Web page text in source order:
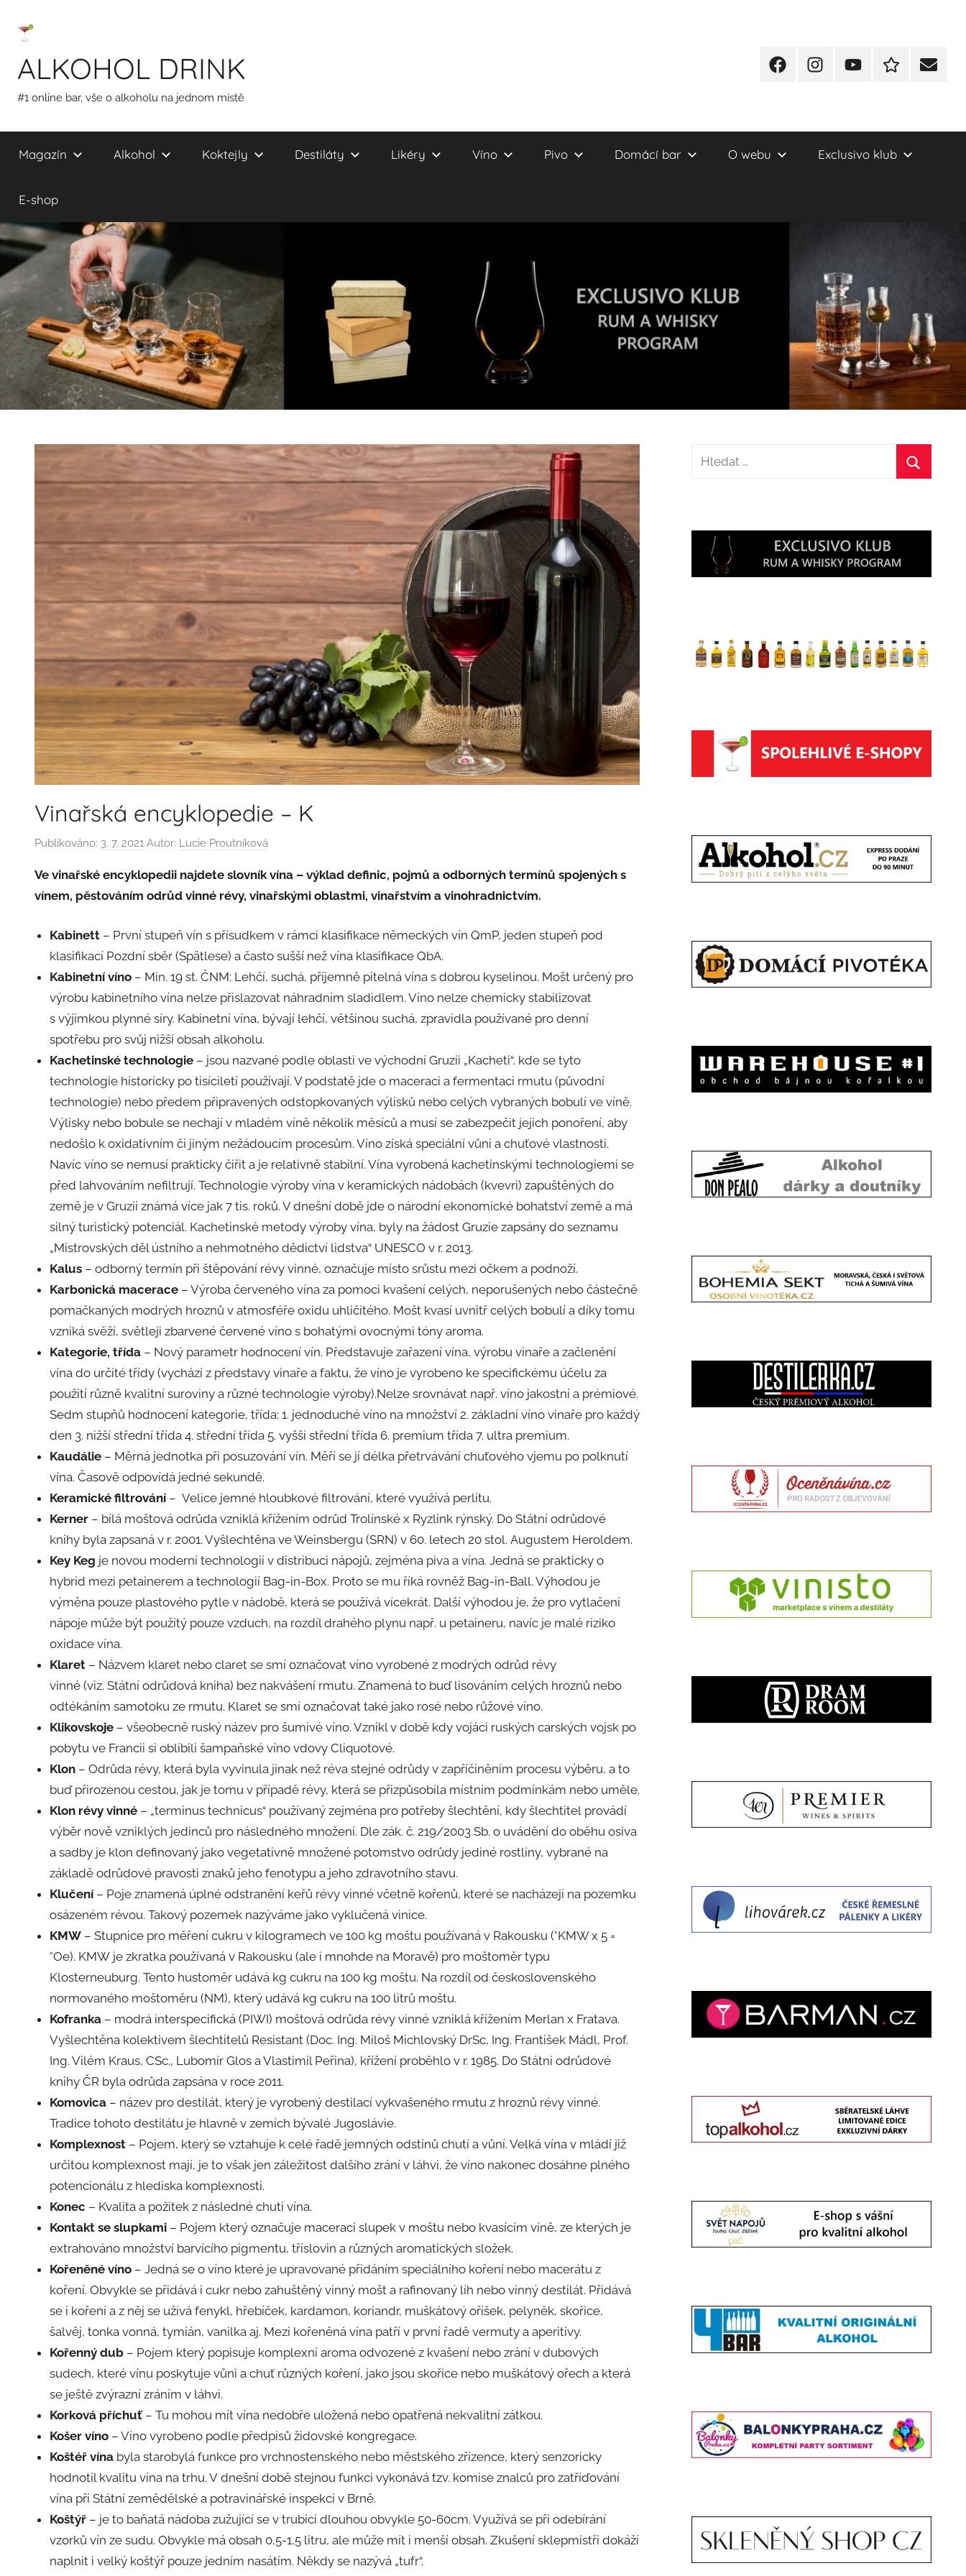
ALKOHOL DRINK
#1 online bar, vše o alkoholu na jednom místě
FacebookInstagram
YT
Redakční
E-
Magazín Alkohol Koktejly Destiláty Likéry Víno Pivo Domácí bar O webu Exclusivo klub
E-shop
Vinařská encyklopedie – K
Publikováno: 3. 7. 2021 Autor: Lucie Proutníková
Ve vinařské encyklopedii najdete slovník vína – výklad definic, pojmů a odborných termínů spojených s
vínem, pěstováním odrůd vinné révy, vinařskými oblastmi, vinařstvím a vinohradnictvím.
Kabinett – První stupeň vín s přísudkem v rámci klasifikace německých vín QmP, jeden stupeň pod
klasifikací Pozdní sběr (Spätlese) a často sušší než vína klasifikace QbA.
Kabinetní víno – Min. 19 st. ČNM: Lehčí, suchá, příjemně pitelná vína s dobrou kyselinou. Mošt určený pro
výrobu kabinetního vína nelze přislazovat náhradním sladidlem. Víno nelze chemicky stabilizovat
s výjimkou plynné síry. Kabinetní vína, bývají lehčí, většinou suchá, zpravidla používané pro denní
spotřebu pro svůj nižší obsah alkoholu.
Kachetinské technologie – jsou nazvané podle oblasti ve východní Gruzii „Kacheti“, kde se tyto
technologie historicky po tisíciletí používají. V podstatě jde o maceraci a fermentaci rmutu (původní
technologie) nebo předem připravených odstopkovaných výlisků nebo celých vybraných bobulí ve víně.
Výlisky nebo bobule se nechají v mladém víně několik měsíců a musí se zabezpečit jejich ponoření, aby
nedošlo k oxidativním či jiným nežádoucím procesům. Víno získá speciální vůni a chuťové vlastnosti.
Navíc víno se nemusí prakticky čiřit a je relativně stabilní. Vína vyrobená kachetinskými technologiemi se
před lahvováním nefiltrují. Technologie výroby vína v keramických nádobách (kvevri) zapuštěných do
země je v Gruzii známá více jak 7 tis. roků. V dnešní době jde o národní ekonomické bohatství země a má
silný turistický potenciál. Kachetinské metody výroby vína, byly na žádost Gruzie zapsány do seznamu
„Mistrovských děl ústního a nehmotného dědictví lidstva“ UNESCO v r. 2013.
Kalus – odborný termín při štěpování révy vinné, označuje místo srůstu mezi očkem a podnoží.
Karbonická macerace – Výroba červeného vína za pomoci kvašení celých, neporušených nebo částečně
pomačkaných modrých hroznů v atmosféře oxidu uhličitého. Mošt kvasí uvnitř celých bobulí a díky tomu
vzniká svěží, světleji zbarvené červené víno s bohatými ovocnými tóny aroma.
Kategorie, třída – Nový parametr hodnocení vín. Představuje zařazení vína, výrobu vinaře a začlenění
vína do určité třídy (vychází z představy vinaře a faktu, že víno je vyrobeno ke specifickému účelu za
použití různě kvalitní suroviny a různé technologie výroby).Nelze srovnávat např. víno jakostní a prémiové.
Sedm stupňů hodnocení kategorie, třída: 1. jednoduché víno na množství 2. základní víno vinaře pro každý
den 3. nižší střední třída 4. střední třída 5. vyšší střední třída 6. premium třída 7. ultra premium.
Kaudálie – Měrná jednotka při posuzování vín. Měří se jí délka přetrvávání chuťového vjemu po polknutí
vína. Časově odpovídá jedné sekundě.
Keramické filtrování– Velice jemné hloubkové filtrování, které využívá perlitu.
Kerner – bílá moštová odrůda vzniklá křížením odrůd Trolínské x Ryzlink rýnský. Do Státní odrůdové
knihy byla zapsaná v r. 2001. Vyšlechtěna ve Weinsbergu (SRN) v 60. letech 20 stol. Augustem Heroldem.
Key Keg je novou moderní technologií v distribuci nápojů, zejména piva a vína. Jedná se prakticky o
hybrid mezi petainerem a technologií Bag-in-Box. Proto se mu říká rovněž Bag-in-Ball. Výhodou je
výměna pouze plastového pytle v nádobě, která se používá vícekrát. Další výhodou je, že pro vytlačení
nápoje může být použitý pouze vzduch, na rozdíl drahého plynu např. u petaineru, navíc je malé riziko
oxidace vína.
Klaret – Názvem klaret nebo claret se smí označovat víno vyrobené z modrých odrůd révy
vinné (viz. Státní odrůdová kniha) bez nakvášení rmutu. Znamená to buď lisováním celých hroznů nebo
odtékáním samotoku ze rmutu. Klaret se smí označovat také jako rosé nebo růžové víno.
Klikovskoje – všeobecně ruský název pro šumivé víno. Vznikl v době kdy vojáci ruských carských vojsk po
pobytu ve Francii si oblíbili šampaňské víno vdovy Cliquotové.
Klon – Odrůda révy, která byla vyvinula jinak než réva stejné odrůdy v zapříčiněním procesu výběru, a to
buď přirozenou cestou, jak je tomu v případě révy, která se přizpůsobila místním podmínkám nebo uměle.
Klon révy vinné – „terminus technicus“ používaný zejména pro potřeby šlechtění, kdy šlechtitel provádí
výběr nově vzniklých jedinců pro následného množení. Dle zák. č. 219/2003 Sb. o uvádění do oběhu osiva
a sadby je klon definovaný jako vegetativně množené potomstvo odrůdy jediné rostliny, vybrané na
základě odrůdové pravosti znaků jeho fenotypu a jeho zdravotního stavu.
Klučení– Poje znamená úplné odstranění keřů révy vinné včetně kořenů, které se nacházejí na pozemku
osázeném révou. Takový pozemek nazýváme jako vyklučená vinice.
KMW – Stupnice pro měření cukru v kilogramech ve 100 kg moštu používaná v Rakousku (°KMW x 5 =
°Oe). KMW je zkratka používaná v Rakousku (ale i mnohde na Moravě) pro moštoměr typu
Klosterneuburg. Tento hustoměr udává kg cukru na 100 kg moštu. Na rozdíl od československého
normovaného moštoměru (NM), který udává kg cukru na 100 litrů moštu.
Kofranka – modrá interspecifická (PIWI) moštová odrůda révy vinné vzniklá křížením Merlan x Fratava.
Vyšlechtěna kolektivem šlechtitelů Resistant (Doc. Ing. Miloš Michlovský DrSc, Ing. František Mádl, Prof.
Ing. Vilém Kraus, CSc., Lubomír Glos a Vlastimil Peřina), křížení proběhlo v r. 1985. Do Státní odrůdové
knihy ČR byla odrůda zapsána v roce 2011.
Komovica – název pro destilát, který je vyrobený destilací vykvašeného rmutu z hroznů révy vinné.
Tradice tohoto destilátu je hlavně v zemích bývalé Jugoslávie.
Komplexnost – Pojem, který se vztahuje k celé řadě jemných odstínů chutí a vůní. Velká vína v mládí již
určitou komplexnost mají, je to však jen záležitost dalšího zrání v láhvi, že víno nakonec dosáhne plného
potencionálu z hlediska komplexnosti.
Konec – Kvalita a požitek z následné chuti vína.
Kontakt se slupkami – Pojem který označuje maceraci slupek v moštu nebo kvasícím víně, ze kterých je
extrahováno množství barvícího pigmentu, tříslovin a různých aromatických složek.
Kořeněné víno – Jedná se o víno které je upravované přidáním speciálního koření nebo macerátu z
koření. Obvykle se přidává i cukr nebo zahuštěný vinný mošt a rafinovaný líh nebo vinný destilát. Přidává
se i koření a z něj se užívá fenykl, hřebíček, kardamon, koriandr, muškátový oříšek, pelyněk, skořice,
šalvěj, tonka vonná, tymián, vanilka aj. Mezi kořeněná vína patří v první řadě vermuty a aperitivy.
Kořenný dub – Pojem který popisuje komplexní aroma odvozené z kvašení nebo zrání v dubových
sudech, které vínu poskytuje vůni a chuť různých koření, jako jsou skořice nebo muškátový ořech a která
se ještě zvýrazní zráním v láhvi.
Korková příchuť– Tu mohou mít vína nedobře uložená nebo opatřená nekvalitní zátkou.
Košer víno – Víno vyrobeno podle předpisů židovské kongregace.
Koštéř vína byla starobylá funkce pro vrchnostenského nebo městského zřízence, který senzoricky
hodnotil kvalitu vína na trhu. V dnešní době stejnou funkci vykonává tzv. komise znalců pro zatříďování
vína při Státní zemědělské a potravinářské inspekci v Brně.
Koštýř – je to baňatá nádoba zužující se v trubici dlouhou obvykle 50-60cm. Využívá se při odebírání
vzorků vín ze sudu. Obvykle má obsah 0,5-1,5 litru, ale může mít i menší obsah. Zkušení sklepmistři dokáží
naplnit i velký koštýř pouze jedním nasátím. Někdy se nazývá „tufr“.
Hledat: